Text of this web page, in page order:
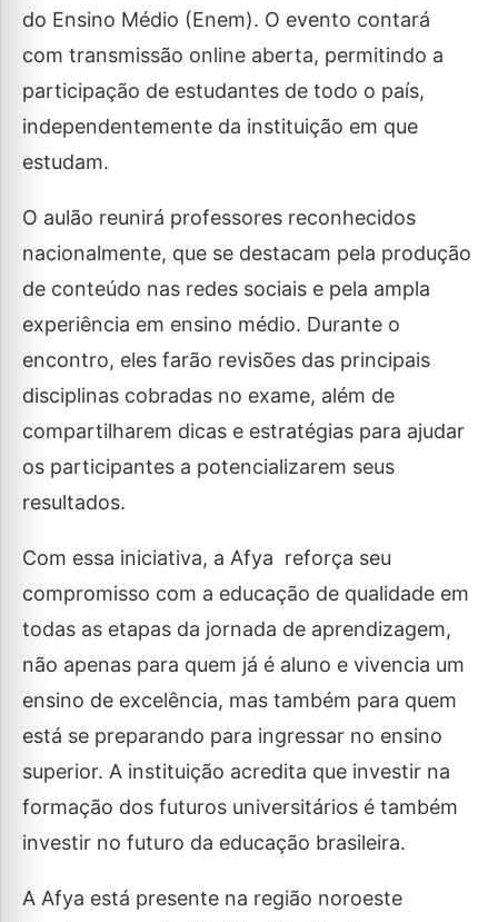
do Ensino Médio (Enem). O evento contará
com transmissão online aberta, permitindo a
participação de estudantes de todo o país,
independentemente da instituição em que
estudam.
O aulão reunirá professores reconhecidos
nacionalmente, que se destacam pela produção
de conteúdo nas redes sociais e pela ampla
experiência em ensino médio. Durante o
encontro, eles farão revisões das principais
disciplinas cobradas no exame, além de
compartilharem dicas e estratégias para ajudar
os participantes a potencializarem seus
resultados.
Com essa iniciativa, a Afya reforça seu
compromisso com a educação de qualidade em
todas as etapas da jornada de aprendizagem,
não apenas para quem já é aluno e vivencia um
ensino de excelência, mas também para quem
está se preparando para ingressar no ensino
superior. A instituição acredita que investir na
formação dos futuros universitários é também
investir no futuro da educação brasileira.
A Afya está presente na região noroeste